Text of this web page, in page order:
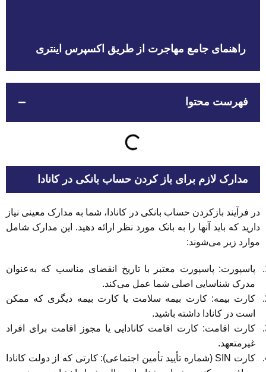
راهنمای جامع مهاجرت از طریق اکسپرس اینتری
فهرست محتوا
مدارک لازم برای باز کردن حساب بانکی در کانادا
در فرآیند بازکردن حساب بانکی در کانادا، شما به مدارک معینی نیاز
دارید که باید آنها را به بانک مورد نظر ارائه دهید. این مدارک شامل
موارد زیر می‌شوند:
پاسپورت: پاسپورت معتبر با تاریخ انقضای مناسب که به‌عنوان
مدرک شناسایی اصلی شما عمل می‌کند.
کارت بیمه: کارت بیمه سلامت یا کارت بیمه دیگری که ممکن
است در کانادا داشته باشید.
کارت اقامت: کارت اقامت کانادایی یا مجوز اقامت برای افراد
غیرمتعهد.
کارت SIN (شماره تأیید تأمین اجتماعی): کارتی که از دولت کانادا